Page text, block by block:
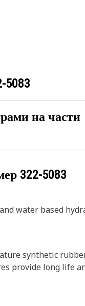
5083
на части
322-5083
water based
synthetic
provide long life